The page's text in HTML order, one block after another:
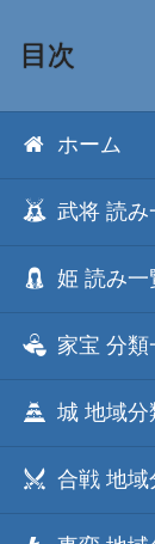
目次
ホーム
武将 読み
姫 読み一
家宝 分類
城 地域分
合戦 地域